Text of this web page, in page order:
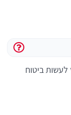
ביטוח